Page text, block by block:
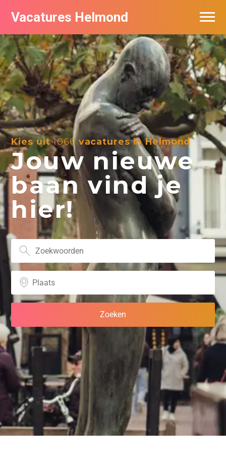
Vacatures Helmond
Kies uit1066vacatures in Helmond
Jouw nieuwe
baan vind je
hier!
Vacatures bij bedrijven in Helmond
De populairste vacatures in Helmond